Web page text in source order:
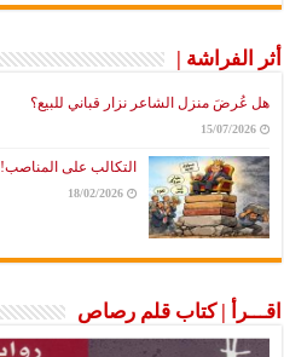
أثر الفراشة |
هل عُرضَ منزل الشاعر نزار قباني للبيع؟
15/07/2026
التكالب على المناصب!
18/02/2026
اقـــرأ | كتاب قلم رصاص